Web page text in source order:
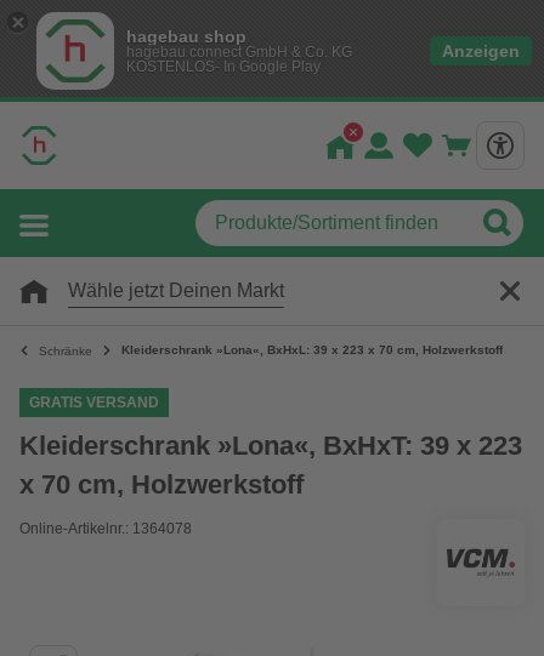
hagebau shop
hagebau connect GmbH & Co. KG
KOSTENLOS- In Google Play
Anzeigen
Wähle jetzt Deinen Markt
Schränke Kleiderschrank »Lona«, BxHxL: 39 x 223 x 70 cm, Holzwerkstoff
GRATIS VERSAND
Kleiderschrank »Lona«, BxHxT: 39 x 223
x 70 cm, Holzwerkstoff
Online-Artikelnr.: 1364078